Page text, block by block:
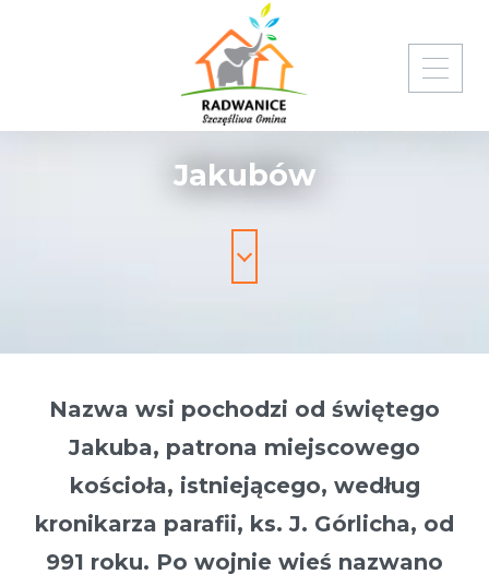
Strona główna Gmina Radwanice Sołectwa Jakubów
Jakubów
Nazwa wsi pochodzi od świętego
Jakuba, patrona miejscowego
kościoła, istniejącego, według
kronikarza parafii, ks. J. Górlicha, od
991 roku. Po wojnie wieś nazwano